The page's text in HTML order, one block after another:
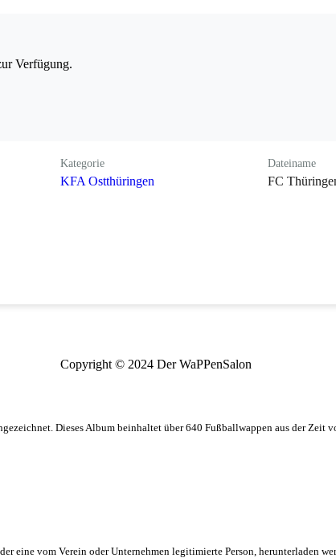
Verfügung.
Kategorie
KFA Ostthüringen
Dateiname
FC
Copyright © 2024 Der WaPPenSalon
Dieses Album beinhaltet über 640 Fußballwappen aus der Zeit
eine vom Verein oder Unternehmen legitimierte Person, herunterladen